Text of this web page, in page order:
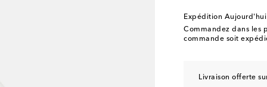
Expédition Aujourd'hui
Commandez dans les
commande soit
Livraison offerte